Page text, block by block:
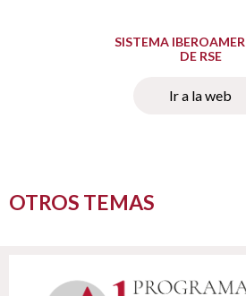
SISTEMA
DE RSE
Ir a la web
OTROS TEMAS